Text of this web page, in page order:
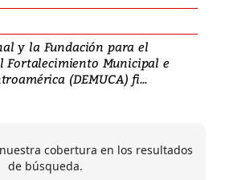
y la Fundación para el
Fortalecimiento Municipal e
(DEMUCA) fi...
cobertura en los resultados
de búsqueda.